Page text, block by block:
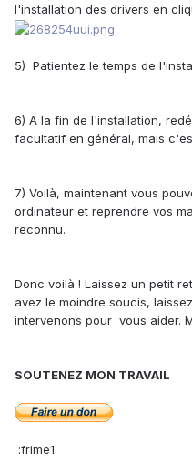
l'installation des drivers en
5) Patientez le temps de
6) A la fin de l'installation,
facultatif en général, mais
7) Voilà, maintenant vous
ordinateur et reprendre vos
reconnu.
Donc voilà ! Laissez un petit
avez le moindre soucis,
intervenons pour vous aider.
SOUTENEZ MON TRAVAIL
:frime1: